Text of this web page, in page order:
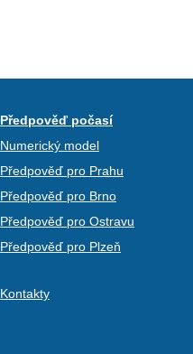
Předpověď počasí
Numerický model
Předpověď pro Prahu
Předpověď pro Brno
Předpověď pro Ostravu
Předpověď pro Plzeň
Kontakty